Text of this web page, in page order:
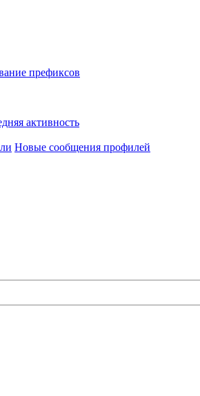
префиксов
активность
Новые сообщения профилей